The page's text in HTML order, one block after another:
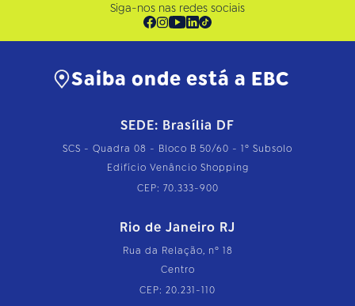
Siga-nos nas redes sociais
Saiba onde está a EBC
SEDE: Brasília DF
SCS - Quadra 08 - Bloco B 50/60 - 1º Subsolo
Edifício Venâncio Shopping
CEP: 70.333-900
Rio de Janeiro RJ
Rua da Relação, nº 18
Centro
CEP: 20.231-110